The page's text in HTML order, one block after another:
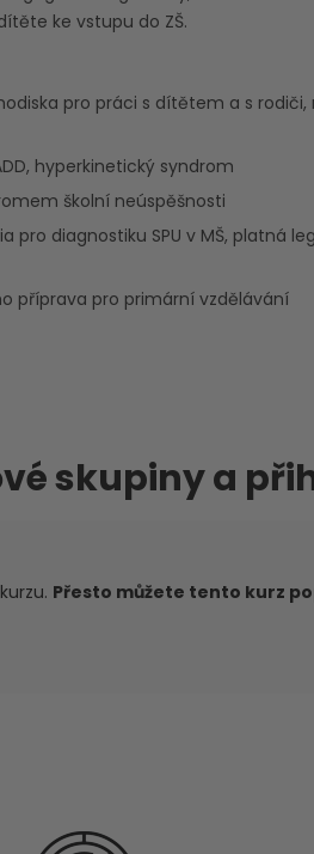
ke vstupu do ZŠ.
pro práci s dítětem a s
hyperkinetický syndrom
školní neúspěšnosti
diagnostiku SPU v MŠ, platná
příprava pro primární vzdělávání
skupiny a
Přesto můžete tento kurz